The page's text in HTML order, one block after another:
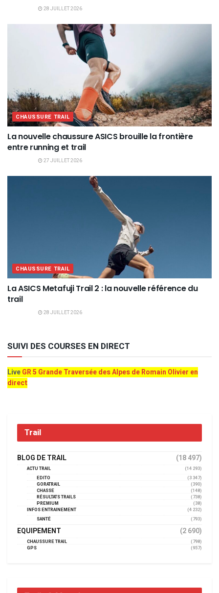
28 JUILLET 2026
CHAUSSURE TRAIL
La nouvelle chaussure ASICS brouille la frontière
entre running et trail
27 JUILLET 2026
CHAUSSURE TRAIL
La ASICS Metafuji Trail 2 : la nouvelle référence du
trail
28 JUILLET 2026
SUIVI DES COURSES EN DIRECT
LiveGR 5 Grande Traversée des Alpes de Romain Olivier en
direct
Trail
BLOG DE TRAIL (18 497)
ACTU TRAIL
(14 293)
EDITO
(3 347)
GORATRAIL
(390)
CHASSE
(148)
RÉSULTATS TRAILS
(738)
PREMIUM
(38)
INFOS ENTRAINEMENT
(4 232)
SANTÉ
(793)
EQUIPEMENT (2 690)
CHAUSSURE TRAIL
(798)
GPS
(957)